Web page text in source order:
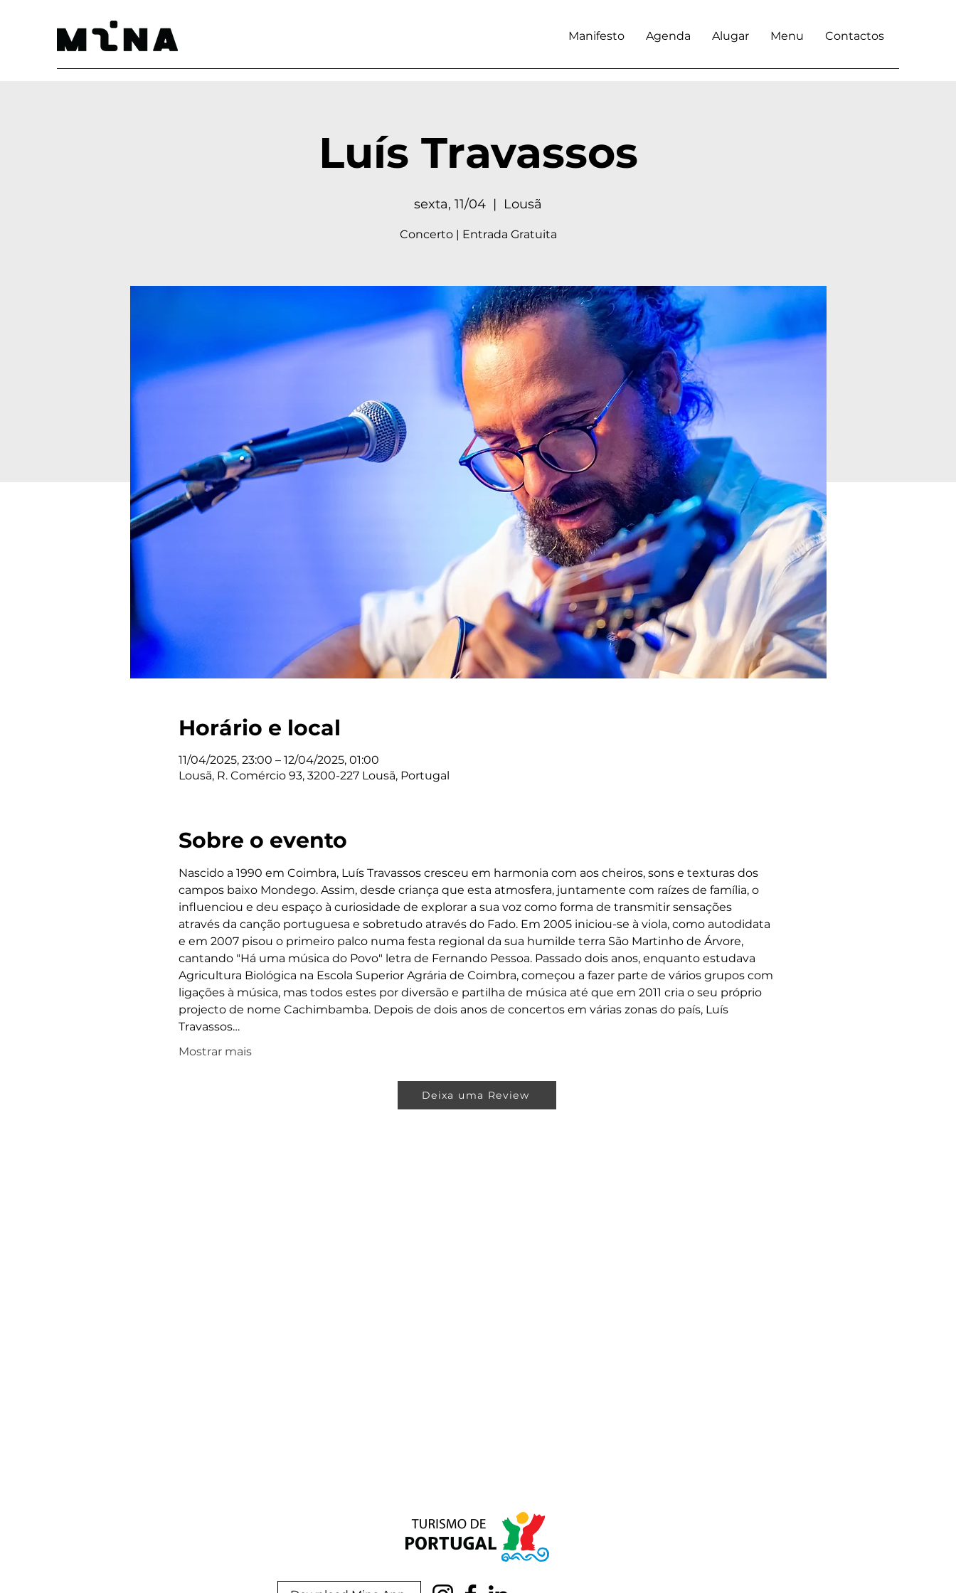
Manifesto Agenda Alugar Menu Contactos
Luís Travassos
sexta, 11/04
  |
Lousã
Concerto | Entrada Gratuita
Horário e local
11/04/2025, 23:00 – 12/04/2025, 01:00
Lousã, R. Comércio 93, 3200-227 Lousã, Portugal
Sobre o evento
Nascido a 1990 em Coimbra, Luís Travassos cresceu em harmonia com aos cheiros, sons e texturas dos
campos baixo Mondego. Assim, desde criança que esta atmosfera, juntamente com raízes de família, o
influenciou e deu espaço à curiosidade de explorar a sua voz como forma de transmitir sensações
através da canção portuguesa e sobretudo através do Fado. Em 2005 iniciou-se à viola, como autodidata
e em 2007 pisou o primeiro palco numa festa regional da sua humilde terra São Martinho de Árvore,
cantando "Há uma música do Povo" letra de Fernando Pessoa. Passado dois anos, enquanto estudava
Agricultura Biológica na Escola Superior Agrária de Coimbra, começou a fazer parte de vários grupos com
ligações à música, mas todos estes por diversão e partilha de música até que em 2011 cria o seu próprio
projecto de nome Cachimbamba. Depois de dois anos de concertos em várias zonas do país, Luís
Travassos…
Mostrar mais
Deixa uma Review